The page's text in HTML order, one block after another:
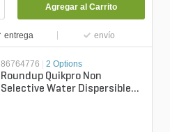
Agregar al Carrito
entrega envío
86764776 2 Options
Roundup Quikpro Non
Selective Water Dispersible